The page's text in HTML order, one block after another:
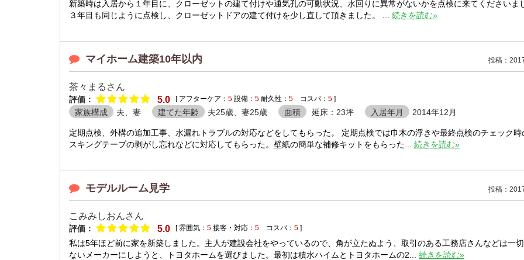
新築時は入居から１年目に、クローゼットの建て付けや通気孔の可動状況、水回りに異常がないかを点検に来てくださいま
３年目も同じように点検し、クローゼットドアの建て付けを少し直して頂きました。 ... 続きを読む»
マイホーム建築10年以内 投稿：
茶々まるさん
評価： 5.0 [ アフターケア： 5 設備： 5 耐久性： 5 コスパ： 5 ]
家族構成 夫、妻 建てた年齢 夫25歳、妻25歳 面積 延床：23坪 入居年月 2014年12月
定期点検、外構の追加工事、水漏れトラブルの対応などをしてもらった。 定期点検では巾木の浮きや最終点検のチェック時
スキングテープの剥がし忘れなどに対応してもらった。壁紙の簡単な補修キットをもらった... 続きを読む»
モデルルーム見学 投稿：
こみみしおんさん
評価： 5.0 [ 雰囲気： 5 接客・対応： 5 コスパ： 5 ]
私は5年ほど前に家を新築しました。主人が建設会社をやっているので、角が立たぬよう、取引のある工務店さんなどは一
ないメーカーにしようと、トヨタホームを選びました。最初は積水ハイムとトヨタホームの2... 続きを読む»